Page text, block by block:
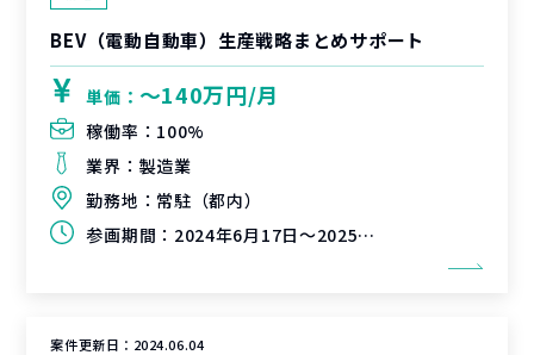
BEV（電動自動車）生産戦略まとめサポート
単価： 〜140万円/月
稼働率： 100%
業界： 製造業
勤務地： 常駐（都内）
参画期間： 2024年6月17日～2025年3月31日（延長可能性有）
案件更新日： 2024.06.04